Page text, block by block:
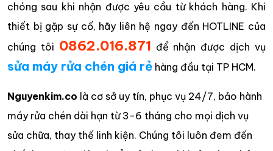
chóng sau khi nhận được yêu cầu từ khách hàng. Khi
thiết bị gặp sự cố, hãy liên hệ ngay đến HOTLINE của
chúng tôi 0862.016.871 để nhận được dịch vụ
sửa máy rửa chén giá rẻ hàng đầu tại TP HCM.
Nguyenkim.co là cơ sở uy tín, phục vụ 24/7, bảo hành
máy rửa chén dài hạn từ 3-6 tháng cho mọi dịch vụ
sửa chữa, thay thế linh kiện. Chúng tôi luôn đem đến